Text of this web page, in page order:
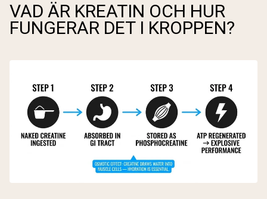
VAD ÄR KREATIN OCH HUR
FUNGERAR DET I KROPPEN?